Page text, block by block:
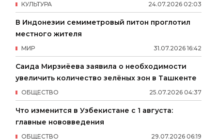
24.07.2026 02:03
КУЛЬТУРА
В Индонезии семиметровый питон проглотил
местного жителя
31.07.2026 16:42
МИР
Саида Мирзиёева заявила о необходимости
увеличить количество зелёных зон в Ташкенте
25.07.2026 04:37
ОБЩЕСТВО
Что изменится в Узбекистане с 1 августа:
главные нововведения
29.07.2026 06:19
ОБЩЕСТВО